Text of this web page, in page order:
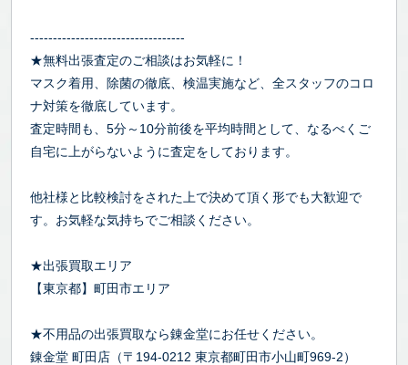
----------------------------------
★無料出張査定のご相談はお気軽に！
マスク着用、除菌の徹底、検温実施など、全スタッフのコロ
ナ対策を徹底しています。
査定時間も、5分～10分前後を平均時間として、なるべくご
自宅に上がらないように査定をしております。
他社様と比較検討をされた上で決めて頂く形でも大歓迎で
す。お気軽な気持ちでご相談ください。
★出張買取エリア
【東京都】町田市エリア
★不用品の出張買取なら錬金堂にお任せください。
錬金堂 町田店（〒194-0212 東京都町田市小山町969-2）